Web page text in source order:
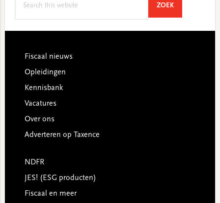
ZOEKSEARCH
Footer
Fiscaal nieuws
Opleidingen
Kennisbank
Vacatures
Over ons
Adverteren op Taxence
NDFR
JES! (ESG producten)
Fiscaal en meer